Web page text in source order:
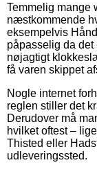
Temmelig mange
næstkommende
eksempelvis
påpasselig da
nøjagtigt
få varen skippet
Nogle internet
reglen stiller det
Derudover må
hvilket oftest –
Thisted eller
udleveringssted.